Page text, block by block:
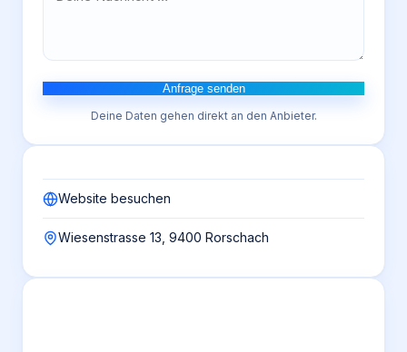
Anfrage senden
Deine Daten gehen direkt an den Anbieter.
Website besuchen
Wiesenstrasse 13, 9400 Rorschach